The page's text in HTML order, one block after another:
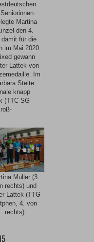
Martina
den 4.
für die
im Mai 2020
gewann
Lattek von
Im
Stelte
knapp
(TTC SG
Müller (3.
rechts) und
Lattek (TTG
4. von
rechts)